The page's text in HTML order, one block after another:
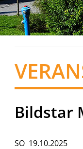
Bildstar
SO 19.10.2025